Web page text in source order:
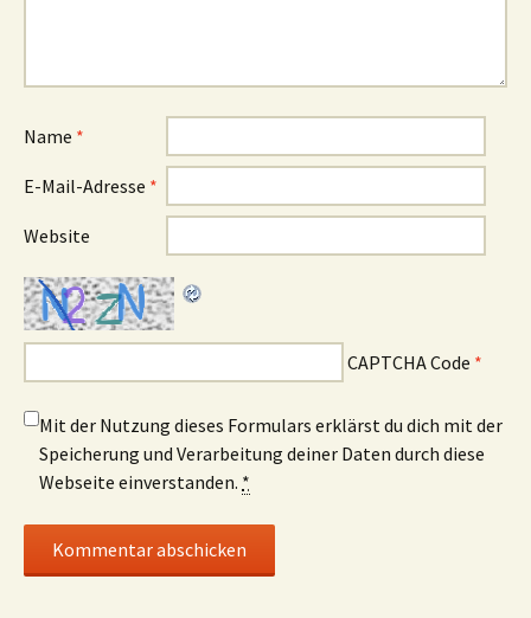
Name *
E-Mail-Adresse *
Website
CAPTCHA Code *
Mit der Nutzung dieses Formulars erklärst du dich mit der
Speicherung und Verarbeitung deiner Daten durch diese
Webseite einverstanden. *